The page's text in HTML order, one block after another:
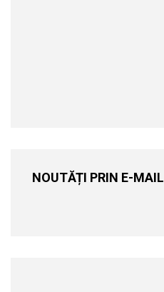
NOUTĂȚI PRIN E-MAIL